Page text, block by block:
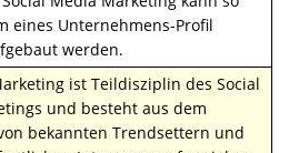
eines Unternehmens-Profil
werden.
ist Teildisziplin des Social
und besteht aus dem
bekannten Trendsettern und